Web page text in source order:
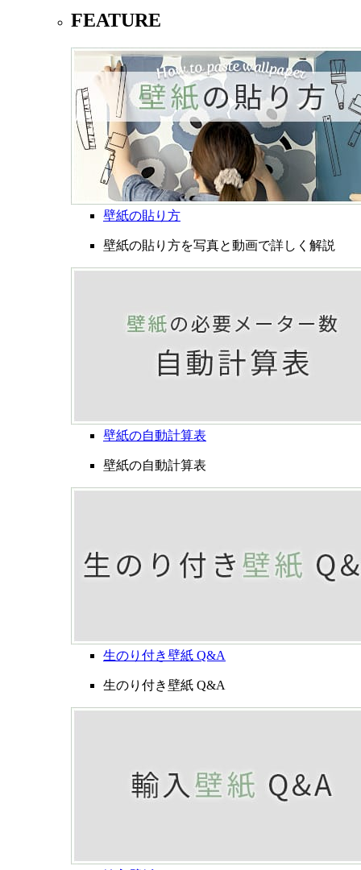
FEATURE
壁紙の貼り方
壁紙の貼り方を写真と動画で詳しく解説
壁紙の自動計算表
壁紙の自動計算表
生のり付き壁紙 Q&A
生のり付き壁紙 Q&A